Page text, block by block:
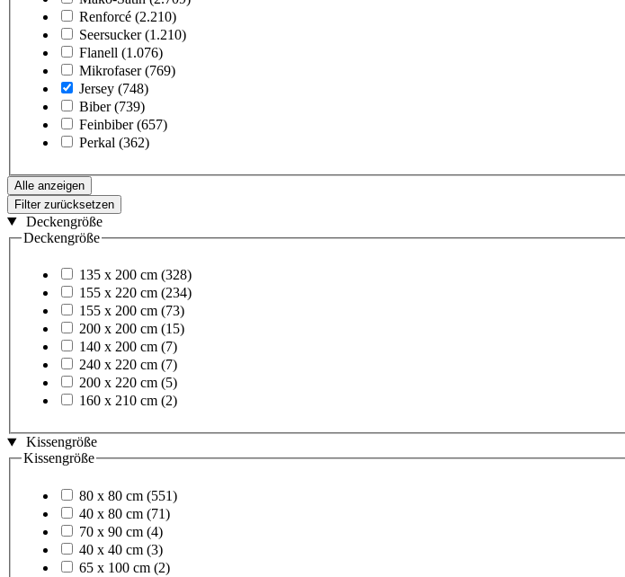
Renforcé (2.210)
Seersucker (1.210)
Flanell (1.076)
Mikrofaser (769)
Jersey (748)
Biber (739)
Feinbiber (657)
Perkal (362)
Alle anzeigen
Filter zurücksetzen
Deckengröße
Deckengröße
135 x 200 cm (328)
155 x 220 cm (234)
155 x 200 cm (73)
200 x 200 cm (15)
140 x 200 cm (7)
240 x 220 cm (7)
200 x 220 cm (5)
160 x 210 cm (2)
Kissengröße
Kissengröße
80 x 80 cm (551)
40 x 80 cm (71)
70 x 90 cm (4)
40 x 40 cm (3)
65 x 100 cm (2)